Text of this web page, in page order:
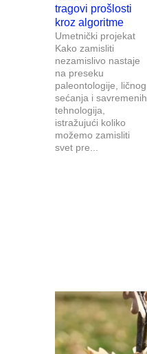
tragovi prošlosti
kroz algoritme
Umetnički projekat
Kako zamisliti
nezamislivo nastaje
na preseku
paleontologije, ličnog
sećanja i savremenih
tehnologija,
istražujući koliko
možemo zamisliti
svet pre...